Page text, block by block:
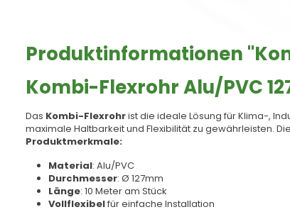
Produktinformationen
Kombi-Flexrohr Alu/PVC
Das Kombi-Flexrohrist die ideale Lösung für Klima-,
maximale Haltbarkeit und Flexibilität zu gewährleisten. Die
Produktmerkmale:
Material: Alu/PVC
Durchmesser: Ø 127mm
Länge: 10 Meter am Stück
Vollflexibelfür einfache Installation